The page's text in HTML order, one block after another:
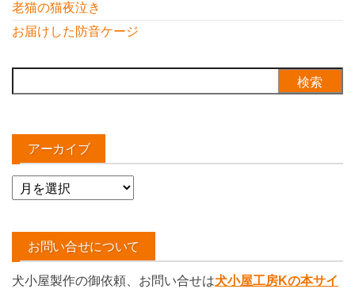
老猫の猫夜泣き
お届けした防音ケージ
索:
アーカイブ
ア
ー
イ
お問い合せについて
犬小屋製作の御依頼、お問い合せは犬小屋工房Kの本サイ